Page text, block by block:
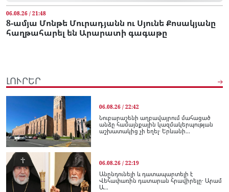
06.08.26 / 21:48
8-ամյա Մոնթե Մուրադյանն ու Սյունե Քոսակյանը
հաղթահարել են Արարատի գագաթը
ԼՈՒՐԵՐ
06.08.26 / 22:42
Նուբարաշենի աղբավայրում մահացած
անձը համայնքային կազմակերպության
աշխատակից չի եղել․ Երևանի...
06.08.26 / 22:19
Անընդունելի և դատապարտելի է
Վեհափառին դատարան հրավիրելը․ Արամ
Ա...